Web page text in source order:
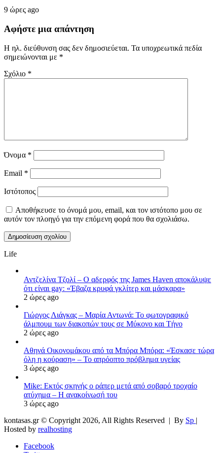
9 ώρες ago
Αφήστε μια απάντηση
Η ηλ. διεύθυνση σας δεν δημοσιεύεται. Τα υποχρεωτικά πεδία
σημειώνονται με *
Σχόλιο *
Όνομα *
Email *
Ιστότοπος
Αποθήκευσε το όνομά μου, email, και τον ιστότοπο μου σε
αυτόν τον πλοηγό για την επόμενη φορά που θα σχολιάσω.
Life
Αντζελίνα Τζολί – Ο αδερφός της James Haven αποκάλυψε
ότι είναι gay: «Έβαζα κρυφά γκλίτερ και μάσκαρα»
2 ώρες ago
Γιώργος Λιάγκας – Μαρία Αντωνά: Το φωτογραφικό
άλμπουμ των διακοπών τους σε Μύκονο και Τήνο
2 ώρες ago
Αθηνά Οικονομάκου από τα Μπόρα Μπόρα: «Έσκασε τώρα
όλη η κούραση» – Το απρόοπτο πρόβλημα υγείας
3 ώρες ago
Mike: Εκτός σκηνής ο ράπερ μετά από σοβαρό τροχαίο
ατύχημα – Η ανακοίνωσή του
3 ώρες ago
kontasas.gr © Copyright 2026, All Rights Reserved | By Sp |
Hosted by realhosting
Facebook